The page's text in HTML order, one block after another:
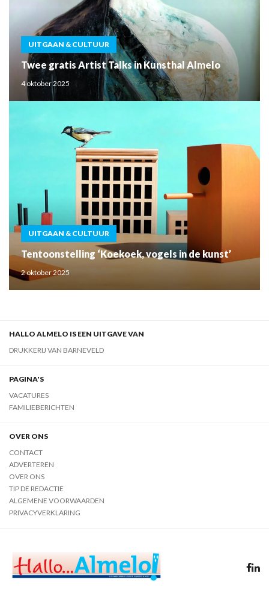
UITGAAN & CULTUUR
Twee gratis Artist Talks in Kunsthal Almelo
4 oktober 2025
UITGAAN & CULTUUR
Tentoonstelling ‘Koekoek, vogels in de kunst’
2 oktober 2025
HALLO ALMELO IS EEN UITGAVE VAN
DRUKKERIJ VAN BARNEVELD
PAGINA'S
VACATURES
FAMILIEBERICHTEN
OVER ONS
CONTACT
ADVERTEREN
OVER ONS
TIP DE REDACTIE
ALGEMENE VOORWAARDEN
PRIVACYVERKLARING